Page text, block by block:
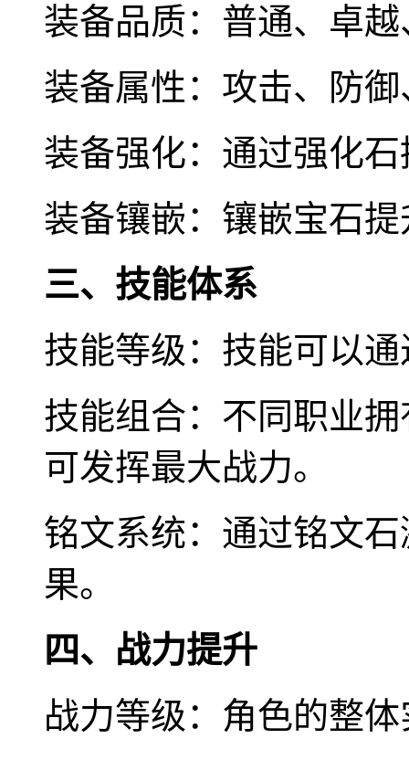
装备品质：普通、卓
装备属性：攻击、防
装备强化：通过强化
装备镶嵌：镶嵌宝石
三、技能体系
技能等级：技能可以
技能组合：不同职业
可发挥最大战力。
铭文系统：通过铭文
果。
四、战力提升
战力等级：角色的整